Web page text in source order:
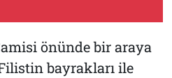
önünde bir araya
bayrakları ile